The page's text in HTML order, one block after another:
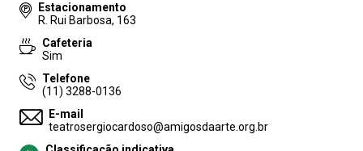
Estacionamento
R. Rui Barbosa, 163
Cafeteria
Sim
Telefone
(11) 3288-0136
E-mail
teatrosergiocardoso@amigosdaarte.org.br